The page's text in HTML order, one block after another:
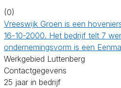
(0)
Vreeswijk Groen is een
16-10-2000. Het bedrijf telt 7
ondernemingsvorm is een
Werkgebied Luttenberg
Contactgegevens
25 jaar in bedrijf